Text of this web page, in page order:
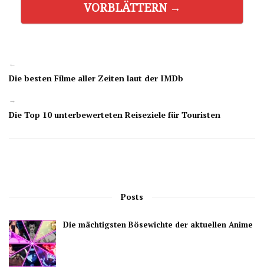
VORBLÄTTERN →
←
Die besten Filme aller Zeiten laut der IMDb
→
Die Top 10 unterbewerteten Reiseziele für Touristen
Posts
Die mächtigsten Bösewichte der aktuellen Anime